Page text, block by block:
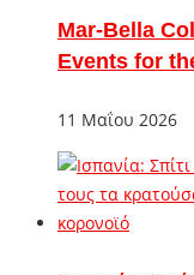
Mar-Bella
Events for
11 Μαΐου 2026